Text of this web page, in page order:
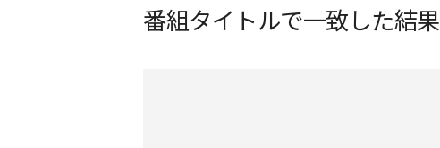
番組タイトルで一致した結果